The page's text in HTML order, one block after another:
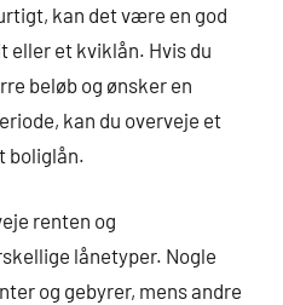
kan det være en god
eller et kviklån. Hvis du
beløb og ønsker en
kan du overveje et
boliglån.
renten og
lånetyper. Nogle
og gebyrer, mens andre